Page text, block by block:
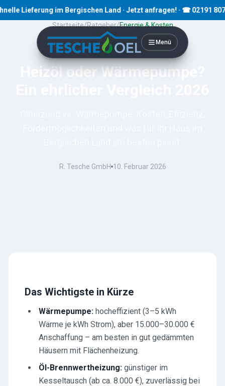
im Bergischen Land · Jetzt anfragen! · ☎ 02191 80793
Menü
Startseite/Ratgeber/Energie & Kosten
Min. Lesezeit
Heizöl oder Wärmepumpe?
R. Tesche GmbH 10. Februar 2026
Das Wichtigste in Kürze
Wärmepumpe: hocheffizient (3–5 kWh
Wärme je kWh Strom), aber 15.000–30.000 €
Anschaffung – am besten in gut gedämmten
Häusern mit Flächenheizung.
Öl-Brennwertheizung: günstiger im
Kesseltausch (ab ca. 8.000 €), zuverlässig bei